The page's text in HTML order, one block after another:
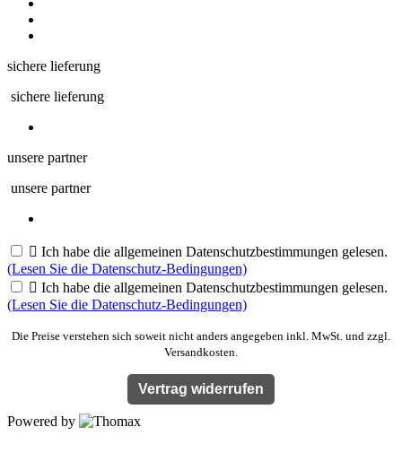
sichere lieferung
sichere lieferung
unsere partner
unsere partner
 Ich habe die allgemeinen Datenschutzbestimmungen gelesen.
(Lesen Sie die Datenschutz-Bedingungen)
 Ich habe die allgemeinen Datenschutzbestimmungen gelesen.
(Lesen Sie die Datenschutz-Bedingungen)
Die Preise verstehen sich soweit nicht anders angegeben inkl. MwSt. und zzgl.
Versandkosten.
Vertrag widerrufen
Powered by